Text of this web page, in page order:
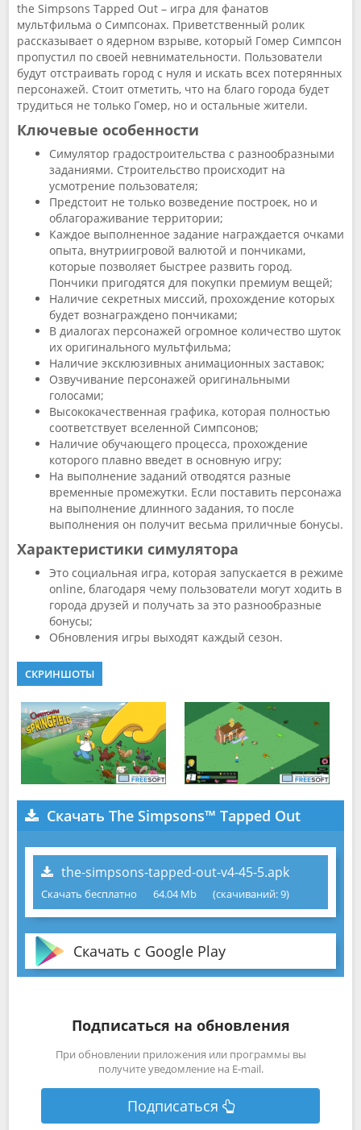
the Simpsons Tapped Out – игра для фанатов
мультфильма о Симпсонах. Приветственный ролик
рассказывает о ядерном взрыве, который Гомер Симпсон
пропустил по своей невнимательности. Пользователи
будут отстраивать город с нуля и искать всех потерянных
персонажей. Стоит отметить, что на благо города будет
трудиться не только Гомер, но и остальные жители.
Ключевые особенности
Симулятор градостроительства с разнообразными
заданиями. Строительство происходит на
усмотрение пользователя;
Предстоит не только возведение построек, но и
облагораживание территории;
Каждое выполненное задание награждается очками
опыта, внутриигровой валютой и пончиками,
которые позволяет быстрее развить город.
Пончики пригодятся для покупки премиум вещей;
Наличие секретных миссий, прохождение которых
будет вознаграждено пончиками;
В диалогах персонажей огромное количество шуток
их оригинального мультфильма;
Наличие эксклюзивных анимационных заставок;
Озвучивание персонажей оригинальными
голосами;
Высококачественная графика, которая полностью
соответствует вселенной Симпсонов;
Наличие обучающего процесса, прохождение
которого плавно введет в основную игру;
На выполнение заданий отводятся разные
временные промежутки. Если поставить персонажа
на выполнение длинного задания, то после
выполнения он получит весьма приличные бонусы.
Характеристики симулятора
Это социальная игра, которая запускается в режиме
online, благодаря чему пользователи могут ходить в
города друзей и получать за это разнообразные
бонусы;
Обновления игры выходят каждый сезон.
СКРИНШОТЫ
Скачать The Simpsons™ Tapped Out
the-simpsons-tapped-out-v4-45-5.apk
Скачать бесплатно 64.04 Mb (cкачиваний: 9)
Скачать с Google Play
Подписаться на обновления
При обновлении приложения или программы вы
получите уведомление на E-mail.
Подписаться